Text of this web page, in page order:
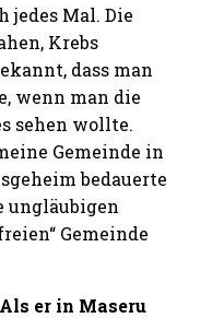
jedes Mal. Die
Krebs
dass man
wenn man die
sehen wollte.
Gemeinde in
bedauerte
ungläubigen
Gemeinde
er in Maseru